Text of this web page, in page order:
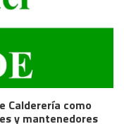
Calderería como
y mantenedores